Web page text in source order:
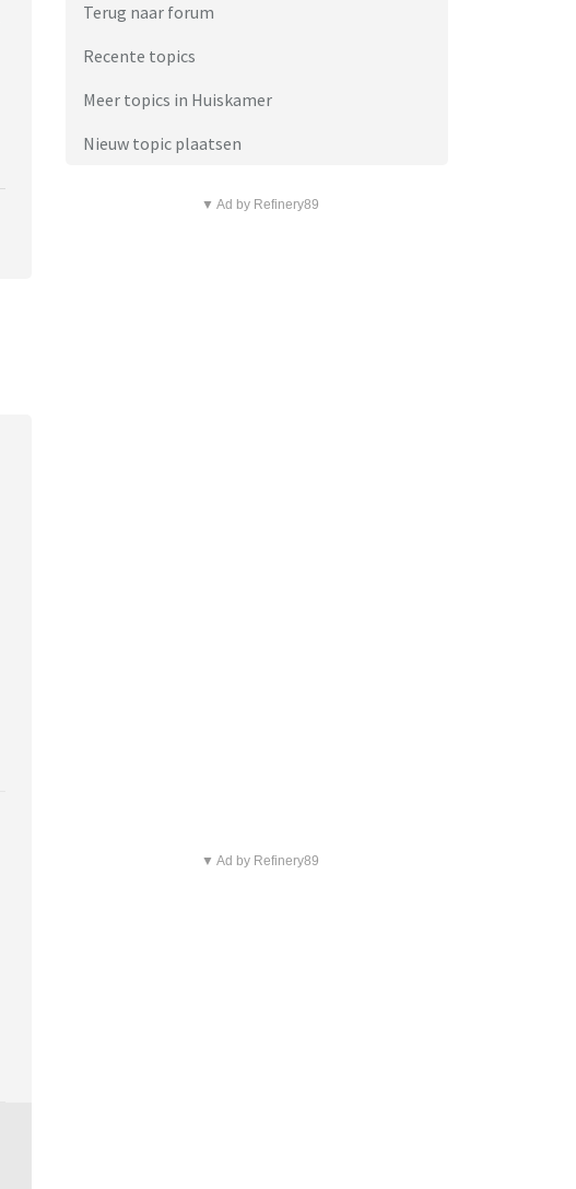
Terug naar forum
Recente topics
Meer topics in Huiskamer
Nieuw topic plaatsen
▼ Ad by Refinery89
▼ Ad by Refinery89